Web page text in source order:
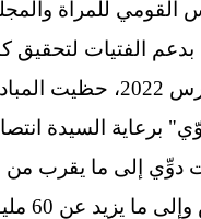
القومي للمرأة
بدعم الفتيات لتحقيق
إمكاناتهن. وفي مارس 2022،
برعاية السيدة
دوِّي إلى ما يقرب
شخص على الأرض